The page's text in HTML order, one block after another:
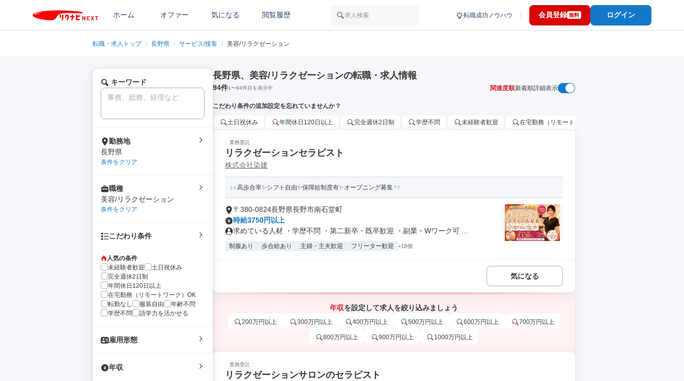
ホーム オファー 気になる 閲覧履歴 求人検索 転職成功ノウハウ 会員登録 無料 ログイン
転職・求人トップ / 長野県 / サービス/接客 / 美容/リラクゼーション
キーワード
勤務地
長野県
条件をクリア
職種
美容/リラクゼーション
条件をクリア
こだわり条件
人気の条件
未経験者歓迎
土日祝休み
完全週休2日制
年間休日120日以上
在宅勤務（リモートワーク）OK
転勤なし
服装自由
年齢不問
学歴不問
語学力を活かせる
雇用形態
年収
長野県、美容/リラクゼーションの転職・求人情報
94件1〜94件目を表示中 関連度順新着順詳細表示
こだわり条件の追加設定を忘れていませんか？
土日祝休み 年間休日120日以上 完全週休2日制 学歴不問 未経験者歓迎 在宅勤務（リモートワーク）OK
業務委託
リラクゼーションセラピスト
株式会社染建
高歩合率✨シフト自由✨保障給制度有✨オープニング募集
〒380-0824長野県長野市南石堂町
時給3750円以上
求めている人材 ・学歴不問 ・第二新卒・既卒歓迎 ・副業・Wワーク可 ...
制服あり 歩合給あり 主婦・主夫歓迎 フリーター歓迎 +18個
気になる
年収を設定して求人を絞り込みましょう
200万円以上 300万円以上 400万円以上 500万円以上 600万円以上 700万円以上
800万円以上 900万円以上 1000万円以上
業務委託
リラクゼーションサロンのセラピスト